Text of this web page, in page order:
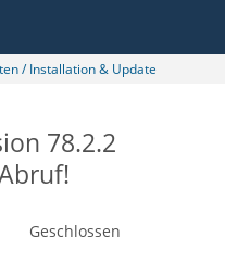
/ Installation & Update
78.2.2
Geschlossen